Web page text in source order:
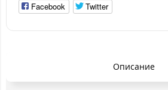
Facebook Twitter
Описание